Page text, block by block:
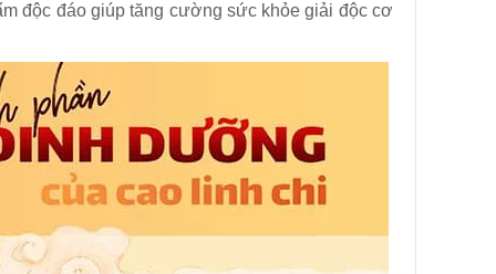
độc đáo giúp tăng cường sức khỏe giải độc cơ